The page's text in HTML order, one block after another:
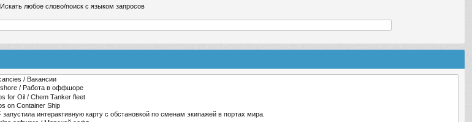
Искать любое слово/поиск с языком запросов